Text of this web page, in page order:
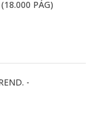
PÁG)
-